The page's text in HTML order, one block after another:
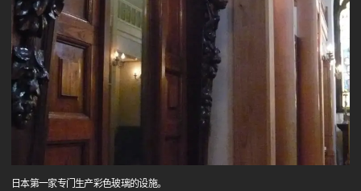
日本第一家专门生产彩色玻璃的设施。